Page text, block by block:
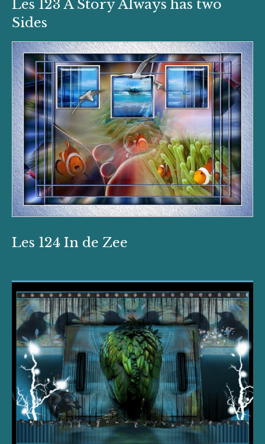
Les 123 A Story Always has two
Sides
Les 124 In de Zee